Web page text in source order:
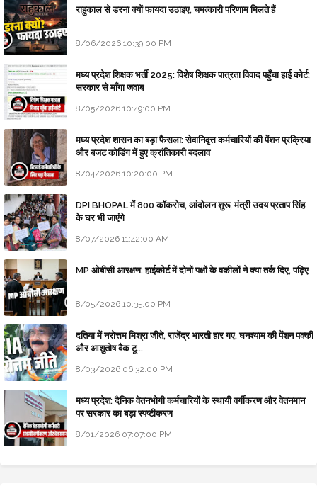
राहुकाल से डरना क्यों फायदा उठाइए, चमत्कारी परिणाम मिलते हैं
8/06/2026 10:39:00 PM
मध्य प्रदेश शिक्षक भर्ती 2025: विशेष शिक्षक पात्रता विवाद पहुँचा हाई कोर्ट;
सरकार से माँगा जवाब
8/05/2026 10:49:00 PM
मध्य प्रदेश शासन का बड़ा फैसला: सेवानिवृत्त कर्मचारियों की पेंशन प्रक्रिया
और बजट कोडिंग में हुए क्रांतिकारी बदलाव
8/04/2026 10:20:00 PM
DPI BHOPAL में 800 कॉकरोच, आंदोलन शुरू, मंत्री उदय प्रताप सिंह
के घर भी जाएंगे
8/07/2026 11:42:00 AM
MP ओबीसी आरक्षण: हाईकोर्ट में दोनों पक्षों के वकीलों ने क्या तर्क दिए, पढ़िए
8/05/2026 10:35:00 PM
दतिया में नरोत्तम मिश्रा जीते, राजेंद्र भारती हार गए, घनश्याम की पेंशन पक्की
और आशुतोष बैक टू...
8/03/2026 06:32:00 PM
मध्य प्रदेश: दैनिक वेतनभोगी कर्मचारियों के स्थायी वर्गीकरण और वेतनमान
पर सरकार का बड़ा स्पष्टीकरण
8/01/2026 07:07:00 PM